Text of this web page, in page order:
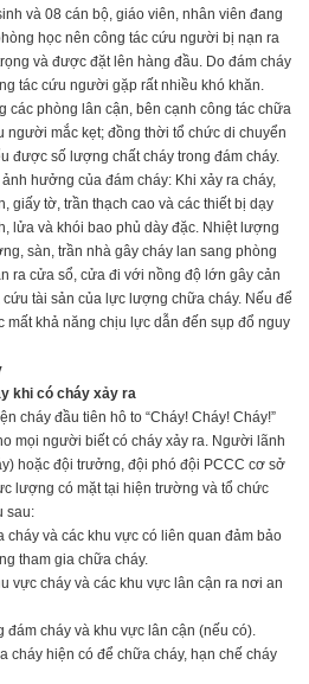
và 08 cán bộ, giáo viên, nhân viên đang
học nên công tác cứu người bị nạn ra
và được đặt lên hàng đầu. Do đám cháy
tác cứu người gặp rất nhiều khó khăn.
các phòng lân cận, bên cạnh công tác chữa
mắc kẹt; đồng thời tổ chức di chuyển
được số lượng chất cháy trong đám cháy.
hưởng của đám cháy: Khi xảy ra cháy,
giấy tờ, trần thạch cao và các thiết bị dạy
lửa và khói bao phủ dày đặc. Nhiệt lượng
sàn, trần nhà gây cháy lan sang phòng
ra cửa sổ, cửa đi với nồng độ lớn gây cản
tài sản của lực lượng chữa cháy. Nếu để
mất khả năng chịu lực dẫn đến sụp đổ nguy
khi có cháy xảy ra
cháy đầu tiên hô to “Cháy! Cháy! Cháy!”
mọi người biết có cháy xảy ra. Người lãnh
hoặc đội trưởng, đội phó đội PCCC cơ sở
lượng có mặt tại hiện trường và tổ chức
sau:
cháy và các khu vực có liên quan đảm bảo
tham gia chữa cháy.
vực cháy và các khu vực lân cận ra nơi an
cháy và khu vực lân cận (nếu có).
cháy hiện có để chữa cháy, hạn chế cháy